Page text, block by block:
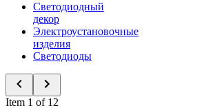
Светодиодный
декор
Электроустановочные
изделия
Светодиоды
Item 1 of 12